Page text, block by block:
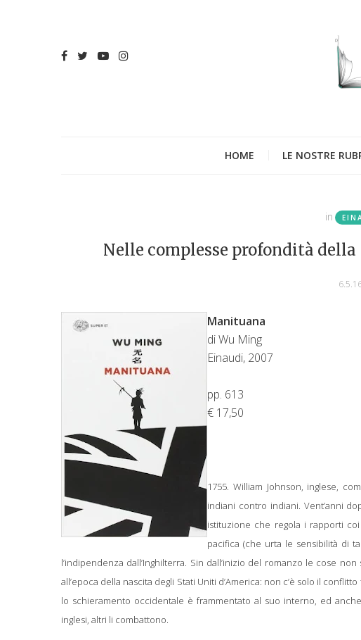
HOME LE NOSTRE
in
Nelle complesse profondità
Manituana
di Wu Ming
Einaudi, 2007
pp. 613
€ 17,50
1755. William Johnson, inglese,
indiani contro indiani. Vent’anni
istituzione che regola i rapporti
pacifica (che urta le sensibilità di
l’indipendenza dall’Inghilterra. Sin dall’inizio del romanzo le cose
all’epoca della nascita degli Stati Uniti d’America: non c’è solo il
lo schieramento occidentale è frammentato al suo interno, ed
inglesi, altri li combattono.